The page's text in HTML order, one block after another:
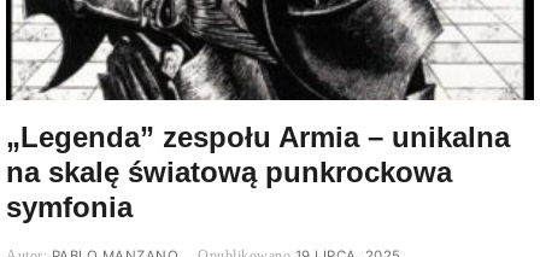
„Legenda” zespołu Armia – unikalna
na skalę światową punkrockowa
symfonia